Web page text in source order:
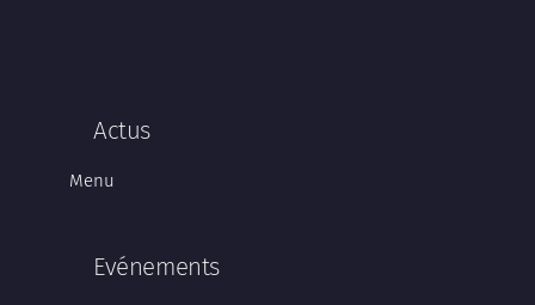
Actus
Menu
Evénements